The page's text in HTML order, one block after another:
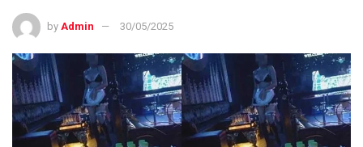
by Admin 30/05/2025